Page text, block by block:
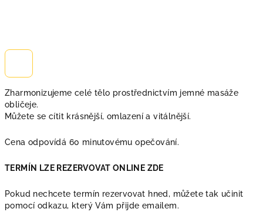
Zharmonizujeme celé tělo prostřednictvím jemné masáže
obličeje.
Můžete se cítit krásnější, omlazení a vitálnější.
Cena odpovídá 60 minutovému opečování.
TERMÍN LZE REZERVOVAT ONLINE ZDE
Pokud nechcete termín rezervovat hned, můžete tak učinit
pomocí odkazu, který Vám přijde emailem.